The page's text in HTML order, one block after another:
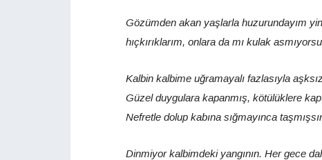
Gözümden akan yaşlarla huzurundayım
hıçkırıklarım, onlara da mı kulak
Kalbin kalbime uğramayalı fazlasıyla
Güzel duygulara kapanmış, kötülüklere
Nefretle dolup kabına sığmayınca
Dinmiyor kalbimdeki yangının. Her gece